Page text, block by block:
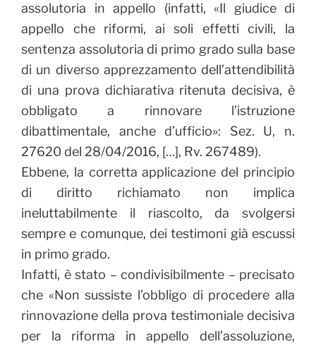
assolutoria in appello (infatti, «Il giudice di
appello che riformi, ai soli effetti civili, la
sentenza assolutoria di primo grado sulla base
di un diverso apprezzamento dell’attendibilità
di una prova dichiarativa ritenuta decisiva, è
obbligato a rinnovare l’istruzione
dibattimentale, anche d’ufficio»: Sez. U, n.
27620 del 28/04/2016, […], Rv. 267489).
Ebbene, la corretta applicazione del principio
di diritto richiamato non implica
ineluttabilmente il riascolto, da svolgersi
sempre e comunque, dei testimoni già escussi
in primo grado.
Infatti, è stato – condivisibilmente – precisato
che «Non sussiste l’obbligo di procedere alla
rinnovazione della prova testimoniale decisiva
per la riforma in appello dell’assoluzione,